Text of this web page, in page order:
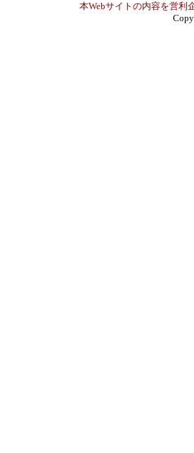
本Webサイトの内容を営利